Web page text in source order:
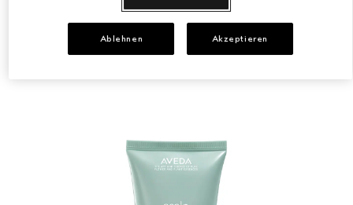
Ablehnen Akzeptieren